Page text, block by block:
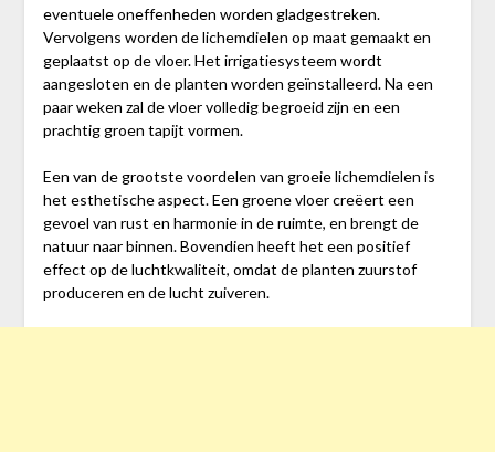
eventuele oneffenheden worden gladgestreken.
Vervolgens worden de lichemdielen op maat gemaakt en
geplaatst op de vloer. Het irrigatiesysteem wordt
aangesloten en de planten worden geïnstalleerd. Na een
paar weken zal de vloer volledig begroeid zijn en een
prachtig groen tapijt vormen.
Een van de grootste voordelen van groeie lichemdielen is
het esthetische aspect. Een groene vloer creëert een
gevoel van rust en harmonie in de ruimte, en brengt de
natuur naar binnen. Bovendien heeft het een positief
effect op de luchtkwaliteit, omdat de planten zuurstof
produceren en de lucht zuiveren.